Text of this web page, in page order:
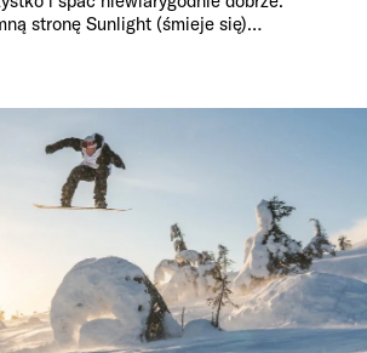
stronę Sunlight (śmieje się)…